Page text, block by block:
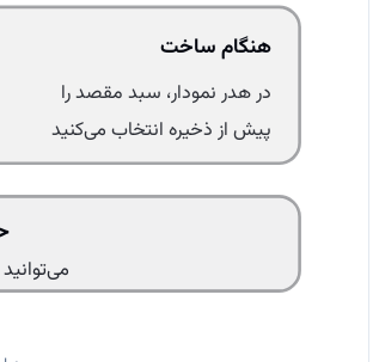
هنگام ساخت
در هدر نمودار، سبد مقصد را
پیش از ذخیره انتخاب می‌کنید